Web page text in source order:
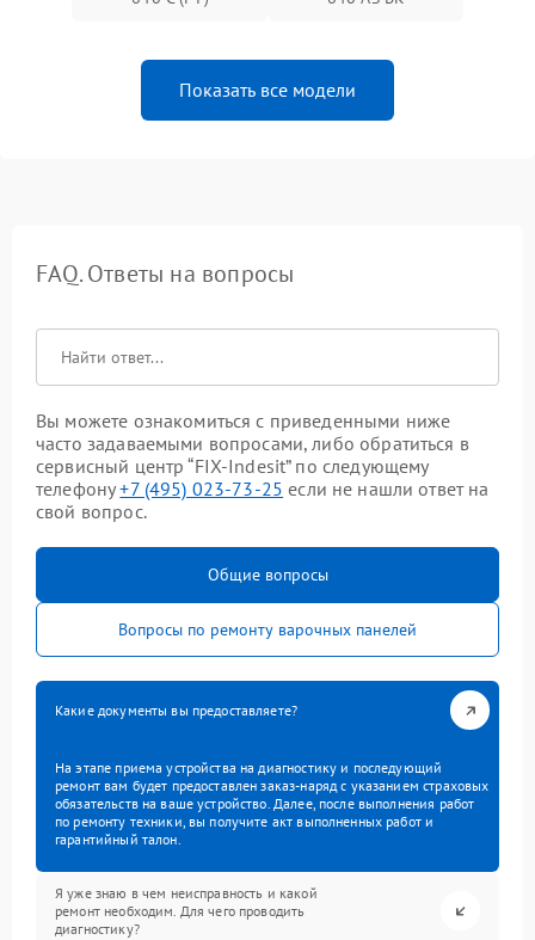
Показать все модели
FAQ. Ответы на вопросы
Вы можете ознакомиться с приведенными ниже
часто задаваемыми вопросами, либо обратиться в
сервисный центр “FIX-Indesit” по следующему
телефону+7 (495) 023-73-25 если не нашли ответ на
свой вопрос.
Общие вопросы
Вопросы по ремонту варочных панелей
Какие документы вы предоставляете?
На этапе приема устройства на диагностику и последующий
ремонт вам будет предоставлен заказ-наряд с указанием страховых
обязательств на ваше устройство. Далее, после выполнения работ
по ремонту техники, вы получите акт выполненных работ и
гарантийный талон.
Я уже знаю в чем неисправность и какой
ремонт необходим. Для чего проводить
диагностику?